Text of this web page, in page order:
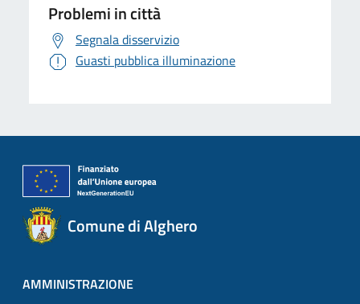
Problemi in città
Segnala disservizio
Guasti pubblica illuminazione
Comune di Alghero
AMMINISTRAZIONE